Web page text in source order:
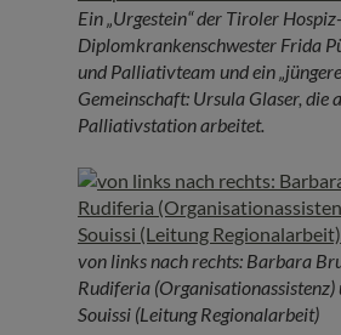
Ein „Urgestein“ der Tiroler
Diplomkrankenschwester Frida
und Palliativteam und ein
Gemeinschaft: Ursula Glaser, die
Palliativstation arbeitet.
von links nach rechts: Barbara
Rudiferia
Souissi (Leitung Regionalarbeit)